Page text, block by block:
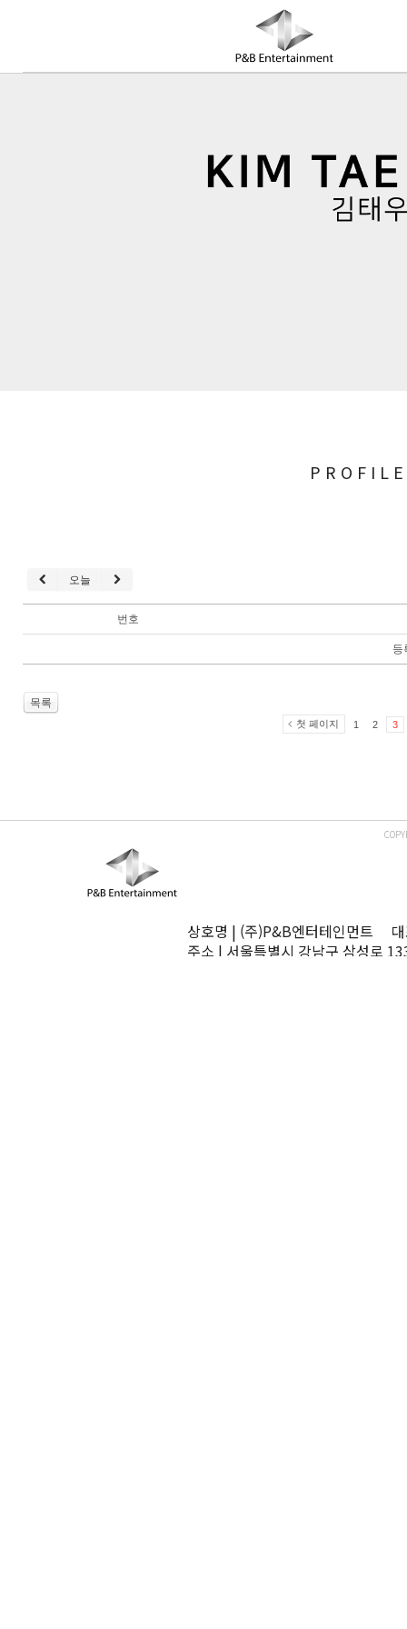
COMPANY
PROFILE
오늘
번호
등
목록
첫 페이지 1 2 3
상호명 | (주)P&B엔터테인먼트
주소 | 서울특별시 강남구 삼성로